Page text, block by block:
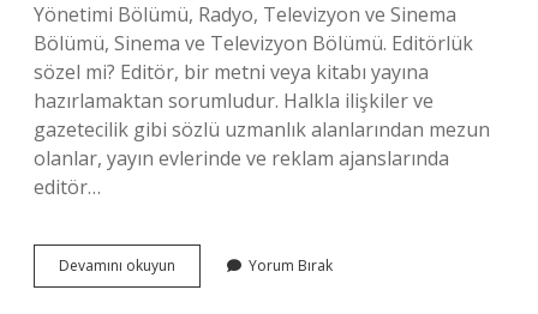
Yönetimi Bölümü, Radyo, Televizyon ve Sinema
Bölümü, Sinema ve Televizyon Bölümü. Editörlük
sözel mi? Editör, bir metni veya kitabı yayına
hazırlamaktan sorumludur. Halkla ilişkiler ve
gazetecilik gibi sözlü uzmanlık alanlarından mezun
olanlar, yayın evlerinde ve reklam ajanslarında
editör…
Devamını okuyun
Yapmak
Yorum Bırak